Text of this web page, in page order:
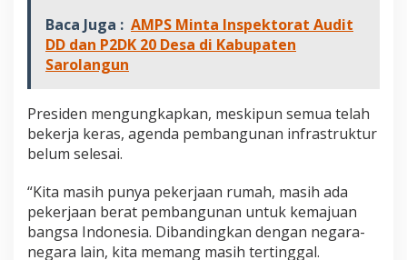
Baca Juga : AMPS Minta Inspektorat Audit
DD dan P2DK 20 Desa di Kabupaten
Sarolangun
Presiden mengungkapkan, meskipun semua telah
bekerja keras, agenda pembangunan infrastruktur
belum selesai.
“Kita masih punya pekerjaan rumah, masih ada
pekerjaan berat pembangunan untuk kemajuan
bangsa Indonesia. Dibandingkan dengan negara-
negara lain, kita memang masih tertinggal.